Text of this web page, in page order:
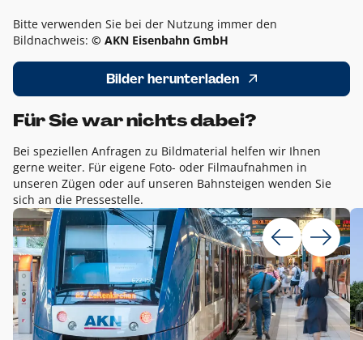
Bitte verwenden Sie bei der Nutzung immer den
Bildnachweis: © AKN Eisenbahn GmbH
Bilder herunterladen
Für Sie war nichts dabei?
Bei speziellen Anfragen zu Bildmaterial helfen wir Ihnen
gerne weiter. Für eigene Foto- oder Filmaufnahmen in
unseren Zügen oder auf unseren Bahnsteigen wenden Sie
sich an die Pressestelle.